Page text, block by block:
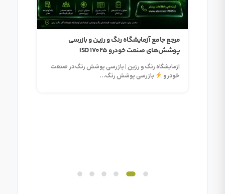
مرجع جامع آزمایشگاه رنگ و رزین و بازرسی
پوشش‌های صنعت خودرو ISO 17025
آزمایشگاه رنگ و رزین | بازرسی پوشش رنگ در صنعت
خودرو
بازرسی پوشش رنگ...